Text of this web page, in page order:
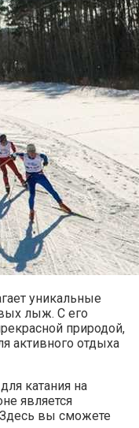
уникальные
лыж. С его
природой,
активного отдыха
катания на
является
вы сможете